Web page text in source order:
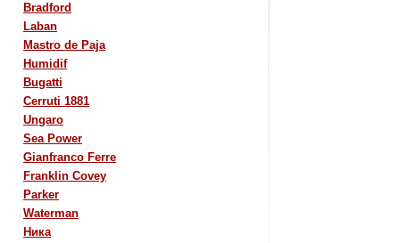
Bradford
Laban
Mastro de Paja
Humidif
Bugatti
Cerruti 1881
Ungaro
Sea Power
Gianfranco Ferre
Franklin Covey
Parker
Waterman
Ника